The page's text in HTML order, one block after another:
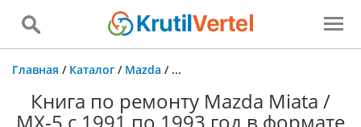
Главная / Каталог / Mazda / ...
Книга по ремонту Mazda Miata /